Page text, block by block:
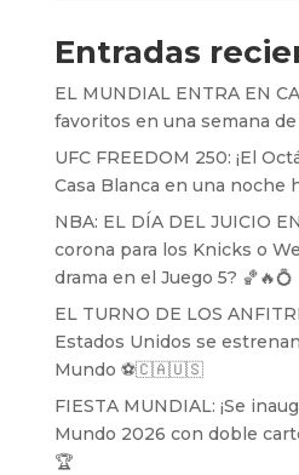
Entradas
EL MUNDIAL ENTRA EN
favoritos en una semana
UFC FREEDOM 250: ¡El
Casa Blanca en una
NBA: EL DÍA DEL JUICIO
corona para los Knicks o
drama en el Juego 5? 🏀🔥💍
EL TURNO DE LOS
Estados Unidos se
Mundo ⚽️🇨🇦🇺🇸
FIESTA MUNDIAL: ¡Se
Mundo 2026 con doble
🏆